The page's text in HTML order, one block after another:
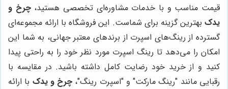
قیمت مناسب و با خدمات مشاوره‌ای تخصصی هستید،چرخ و
یدک بهترین گزینه برای شماست. این فروشگاه با ارائه مجموعه‌ای
گسترده از رینگ‌های اسپرت از برندهای معتبر جهانی، به شما این
امکان را می‌دهد تا رینگ اسپرت مورد نظر خود را به راحتی پیدا
کنید و از خرید خود رضایت کامل داشته باشید. در مقایسه با
رقبایی مانند "رینگ مارکت" و "اسپرت رینگ"، چرخ و یدک با ارائه